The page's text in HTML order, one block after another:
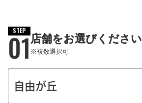
STEP
01店舗をお選びください
※複数選択可